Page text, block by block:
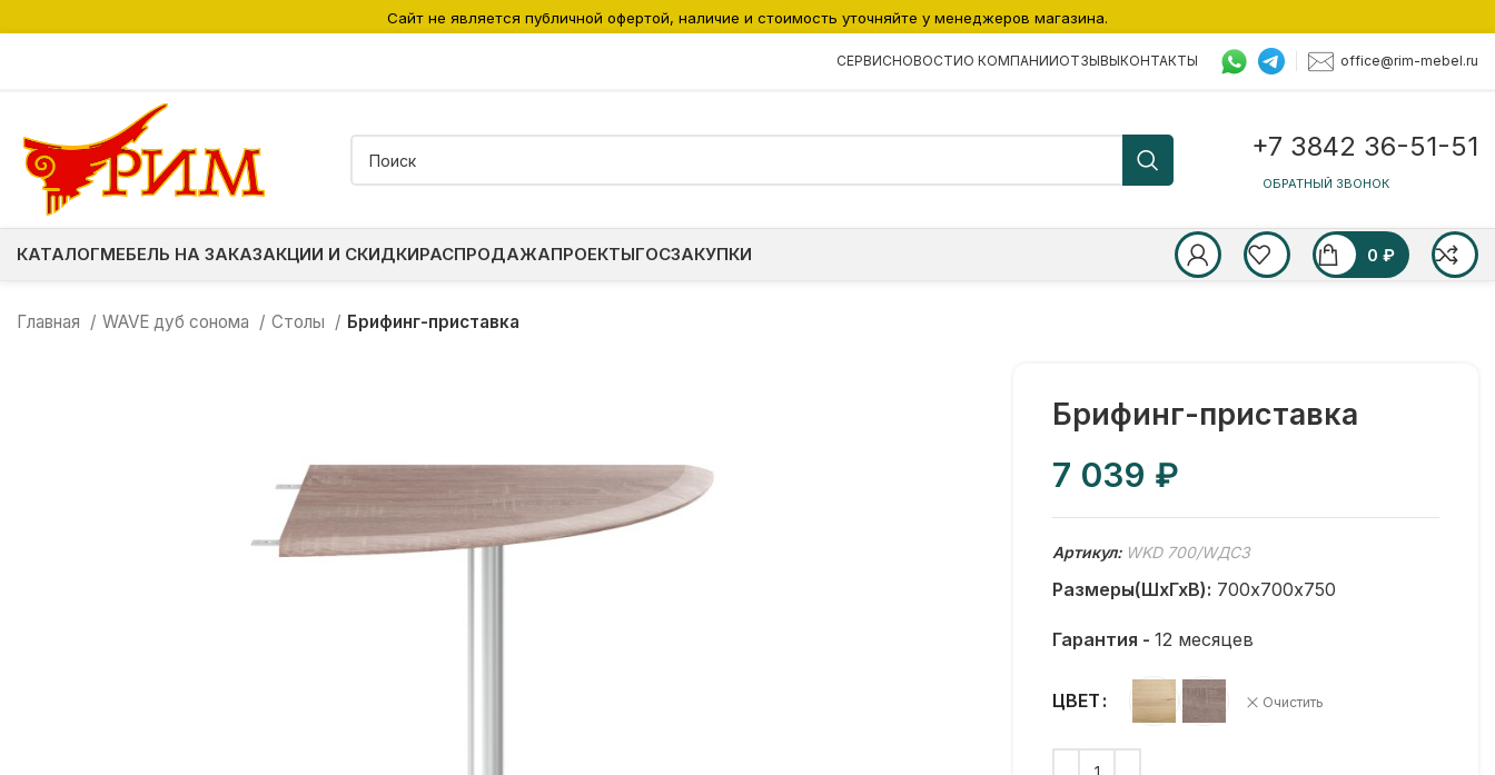
СЕРВИСНОВОСТИО КОМПАНИИОТЗЫВЫКОНТАКТЫ office@rim-mebel.ru
+7 3842 36-51-51
ОБРАТНЫЙ ЗВОНОК
КАТАЛОГМЕБЕЛЬ НА ЗАКАЗАКЦИИ И СКИДКИРАСПРОДАЖАПРОЕКТЫГОСЗАКУПКИ 0 ₽
Главная WAVE дуб сонома Столы Брифинг-приставка
Брифинг-приставка
₽
Артикул: WKD 700/WДС3
Размеры(ШхГхВ): 700х700х750
Гарантия - 12 месяцев
ЦВЕТ Очистить
Сайт не является публичной офертой, наличие и стоимость уточняйте у менеджеров магазина.